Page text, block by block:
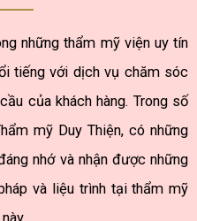
những thẩm mỹ viện uy tín
tiếng với dịch vụ chăm sóc
của khách hàng. Trong số
mỹ Duy Thiện, có những
nhớ và nhận được những
và liệu trình tại thẩm mỹ